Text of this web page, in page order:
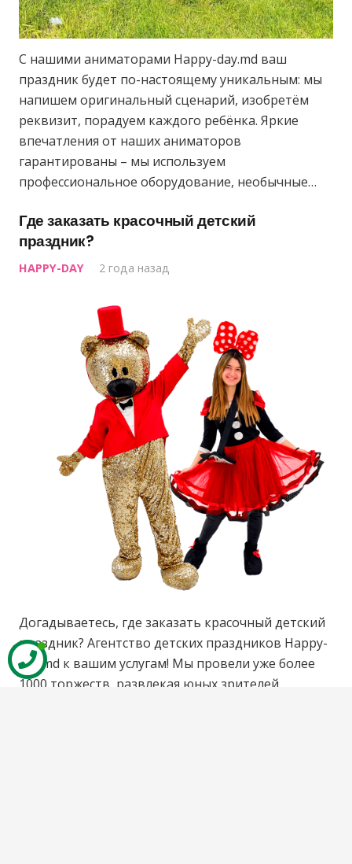
С нашими аниматорами Happy-day.md ваш
праздник будет по-настоящему уникальным: мы
напишем оригинальный сценарий, изобретём
реквизит, порадуем каждого ребёнка. Яркие
впечатления от наших аниматоров
гарантированы – мы используем
профессиональное оборудование, необычные…
Где заказать красочный детский
праздник?
HAPPY-DAY 2 года назад
Догадываетесь, где заказать красочный детский
праздник? Агентство детских праздников Happy-
day.md к вашим услугам! Мы провели уже более
1000 торжеств, развлекая юных зрителей,